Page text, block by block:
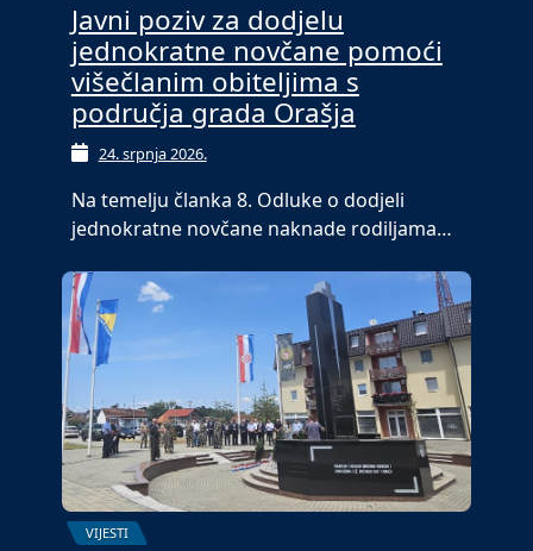
Javni poziv za dodjelu
jednokratne novčane pomoći
višečlanim obiteljima s
područja grada Orašja
24. srpnja 2026.
Na temelju članka 8. Odluke o dodjeli
jednokratne novčane naknade rodiljama…
VIJESTI